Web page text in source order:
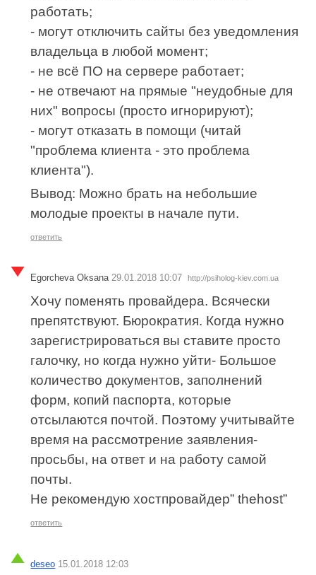
работать;
- могут отключить сайты без уведомления
владельца в любой момент;
- не всё ПО на сервере работает;
- не отвечают на прямые "неудобные для
них" вопросы (просто игнорируют);
- могут отказать в помощи (читай
"проблема клиента - это проблема
клиента").
Вывод: Можно брать на небольшие
молодые проекты в начале пути.
ответить
Egorcheva Oksana 29.01.2018 10:07 http://psiholog-kiev.com.ua
Хочу поменять провайдера. Всячески
препятствуют. Бюрократия. Когда нужно
зарегистрироваться вы ставите просто
галочку, но когда нужно уйти- Большое
количество документов, заполнений
форм, копий паспорта, которые
отсылаются почтой. Поэтому учитывайте
время на рассмотрение заявления-
просьбы, на ответ и на работу самой
почты.
Не рекомендую хостпровайдер” thehost”
ответить
deseo 15.01.2018 12:03